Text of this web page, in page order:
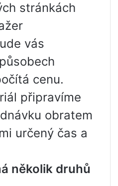
stránkách
vás
cenu.
připravíme
obratem
určený čas a
několik druhů